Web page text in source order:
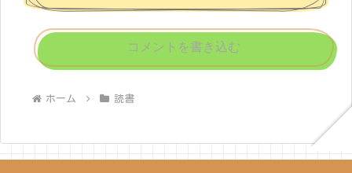
コメントを書き込む
ホーム 読書